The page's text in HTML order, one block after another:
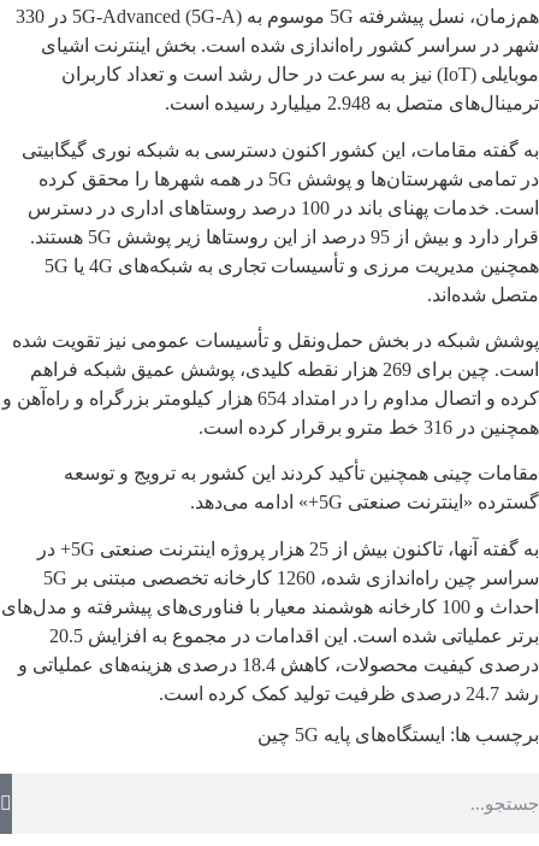
هم‌زمان، نسل پیشرفته 5G موسوم به 5G-Advanced (5G-A) در 330
شهر در سراسر کشور راه‌اندازی شده است. بخش اینترنت اشیای
موبایلی (IoT) نیز به سرعت در حال رشد است و تعداد کاربران
ترمینال‌های متصل به 2.948 میلیارد رسیده است.
به گفته مقامات، این کشور اکنون دسترسی به شبکه نوری گیگابیتی
در تمامی شهرستان‌ها و پوشش 5G در همه شهرها را محقق کرده
است. خدمات پهنای باند در 100 درصد روستاهای اداری در دسترس
قرار دارد و بیش از 95 درصد از این روستاها زیر پوشش 5G هستند.
همچنین مدیریت مرزی و تأسیسات تجاری به شبکه‌های 4G یا 5G
متصل شده‌اند.
پوشش شبکه در بخش حمل‌ونقل و تأسیسات عمومی نیز تقویت شده
است. چین برای 269 هزار نقطه کلیدی، پوشش عمیق شبکه فراهم
کرده و اتصال مداوم را در امتداد 654 هزار کیلومتر بزرگراه و راه‌آهن و
همچنین در 316 خط مترو برقرار کرده است.
مقامات چینی همچنین تأکید کردند این کشور به ترویج و توسعه
گسترده «اینترنت صنعتی 5G+» ادامه می‌دهد.
به گفته آنها، تاکنون بیش از 25 هزار پروژه اینترنت صنعتی 5G+ در
سراسر چین راه‌اندازی شده، 1260 کارخانه تخصصی مبتنی بر 5G
احداث و 100 کارخانه هوشمند معیار با فناوری‌های پیشرفته و مدل‌های
برتر عملیاتی شده است. این اقدامات در مجموع به افزایش 20.5
درصدی کیفیت محصولات، کاهش 18.4 درصدی هزینه‌های عملیاتی و
رشد 24.7 درصدی ظرفیت تولید کمک کرده است.
برچسب ها: ایستگاه‌های پایه 5G چین